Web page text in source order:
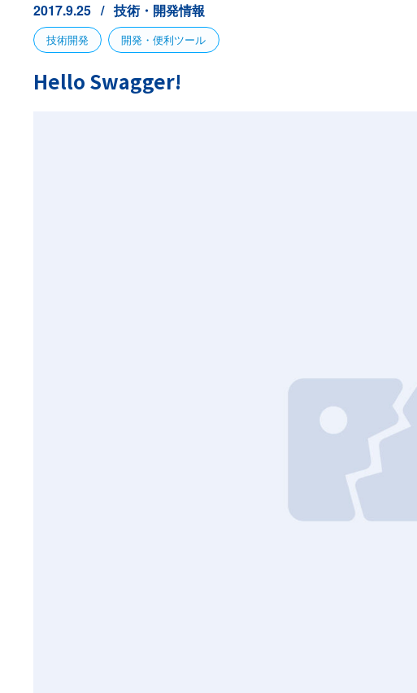
2017.9.25 技術・開発情報
技術開発 開発・便利ツール
Hello Swagger!